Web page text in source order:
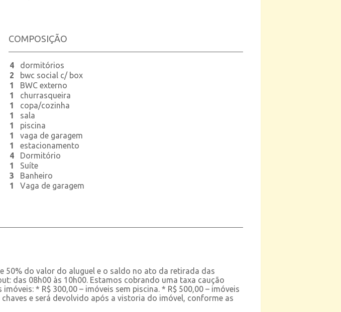
COMPOSIÇÃO
4
dormitórios
2
bwc social c/ box
1
BWC externo
1
churrasqueira
1
copa/cozinha
1
sala
1
piscina
1
vaga de garagem
1
estacionamento
4
Dormitório
1
Suíte
3
Banheiro
1
Vaga de garagem
50% do valor do aluguel e o saldo no ato da retirada das
das 08h00 às 10h00. Estamos cobrando uma taxa caução
* R$ 300,00 – imóveis sem piscina. * R$ 500,00 – imóveis
e será devolvido após a vistoria do imóvel, conforme as